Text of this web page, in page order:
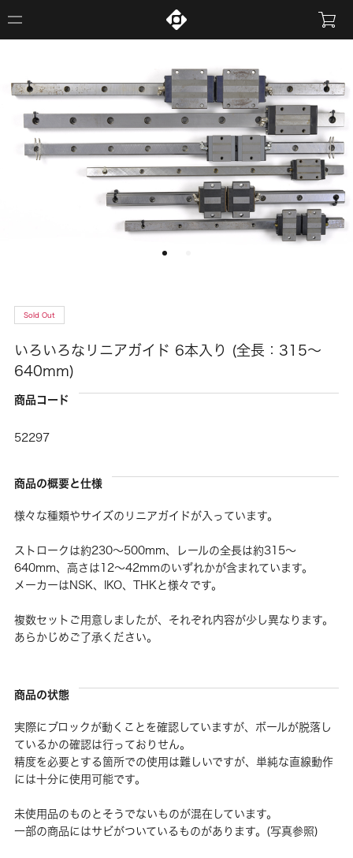
Sold Out
いろいろなリニアガイド 6本入り (全長：315〜
640mm)
商品コード
52297
商品の概要と仕様
様々な種類やサイズのリニアガイドが入っています。
ストロークは約230〜500mm、レールの全長は約315〜
640mm、高さは12〜42mmのいずれかが含まれています。
メーカーはNSK、IKO、THKと様々です。
複数セットご用意しましたが、それぞれ内容が少し異なります。
あらかじめご了承ください。
商品の状態
実際にブロックが動くことを確認していますが、ボールが脱落し
ているかの確認は行っておりせん。
精度を必要とする箇所での使用は難しいですが、単純な直線動作
には十分に使用可能です。
未使用品のものとそうでないものが混在しています。
一部の商品にはサビがついているものがあります。(写真参照)